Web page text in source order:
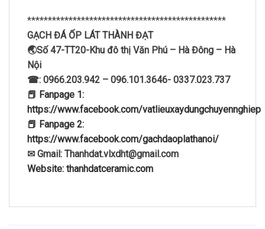
************************************************
GẠCH ĐÁ ỐP LÁT THÀNH ĐẠT
🌏Số 47-TT20-Khu đô thị Văn Phú – Hà Đông – Hà
Nội
☎: 0966.203.942 – 096.101.3646- 0337.023.737
📕 Fanpage 1:
https://www.facebook.com/vatlieuxaydungchuyennghiep
📕 Fanpage 2:
https://www.facebook.com/gachdaoplathanoi/
✉ Gmail: Thanhdat.vlxdht@gmail.com
Website: thanhdatceramic.com